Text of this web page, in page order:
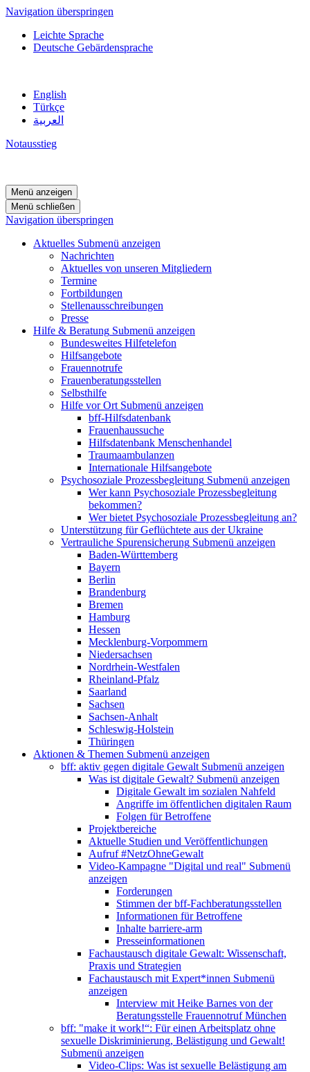
Navigation überspringen
Leichte Sprache
Deutsche Gebärdensprache
English
Türkçe
العربية
Notausstieg
Menü anzeigen
Menü schließen
Navigation überspringen
Aktuelles Submenü anzeigen
Nachrichten
Aktuelles von unseren Mitgliedern
Termine
Fortbildungen
Stellenausschreibungen
Presse
Hilfe & Beratung Submenü anzeigen
Bundesweites Hilfetelefon
Hilfsangebote
Frauennotrufe
Frauenberatungsstellen
Selbsthilfe
Hilfe vor Ort Submenü anzeigen
bff-Hilfsdatenbank
Frauenhaussuche
Hilfsdatenbank Menschenhandel
Traumaambulanzen
Internationale Hilfsangebote
Psychosoziale Prozessbegleitung Submenü anzeigen
Wer kann Psychosoziale Prozessbegleitung
bekommen?
Wer bietet Psychosoziale Prozessbegleitung an?
Unterstützung für Geflüchtete aus der Ukraine
Vertrauliche Spurensicherung Submenü anzeigen
Baden-Württemberg
Bayern
Berlin
Brandenburg
Bremen
Hamburg
Hessen
Mecklenburg-Vorpommern
Niedersachsen
Nordrhein-Westfalen
Rheinland-Pfalz
Saarland
Sachsen
Sachsen-Anhalt
Schleswig-Holstein
Thüringen
Aktionen & Themen Submenü anzeigen
bff: aktiv gegen digitale Gewalt Submenü anzeigen
Was ist digitale Gewalt? Submenü anzeigen
Digitale Gewalt im sozialen Nahfeld
Angriffe im öffentlichen digitalen Raum
Folgen für Betroffene
Projektbereiche
Aktuelle Studien und Veröffentlichungen
Aufruf #NetzOhneGewalt
Video-Kampagne "Digital und real" Submenü
anzeigen
Forderungen
Stimmen der bff-Fachberatungsstellen
Informationen für Betroffene
Inhalte barriere-arm
Presseinformationen
Fachaustausch digitale Gewalt: Wissenschaft,
Praxis und Strategien
Fachaustausch mit Expert*innen Submenü
anzeigen
Interview mit Heike Barnes von der
Beratungsstelle Frauennotruf München
bff: "make it work!“: Für einen Arbeitsplatz ohne
sexuelle Diskriminierung, Belästigung und Gewalt!
Submenü anzeigen
Video-Clips: Was ist sexuelle Belästigung am